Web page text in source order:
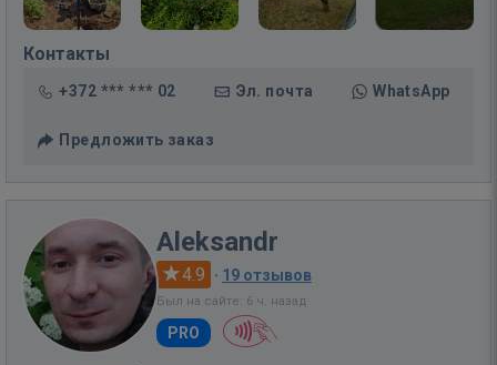
Контакты
+372 *** *** 02 Эл. почта WhatsApp
Предложить заказ
Aleksandr
4.9 · 19 отзывов
Был на сайте: 6 ч. назад
PRO